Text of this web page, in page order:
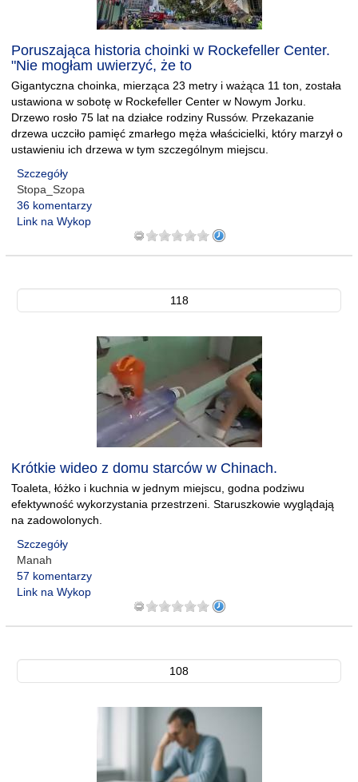
Poruszająca historia choinki w Rockefeller Center.
"Nie mogłam uwierzyć, że to
Gigantyczna choinka, mierząca 23 metry i ważąca 11 ton, została
ustawiona w sobotę w Rockefeller Center w Nowym Jorku.
Drzewo rosło 75 lat na działce rodziny Russów. Przekazanie
drzewa uczciło pamięć zmarłego męża właścicielki, który marzył o
ustawieniu ich drzewa w tym szczególnym miejscu.
Szczegóły
Stopa_Szopa
36 komentarzy
Link na Wykop
118
Krótkie wideo z domu starców w Chinach.
Toaleta, łóżko i kuchnia w jednym miejscu, godna podziwu
efektywność wykorzystania przestrzeni. Staruszkowie wyglądają
na zadowolonych.
Szczegóły
Manah
57 komentarzy
Link na Wykop
108